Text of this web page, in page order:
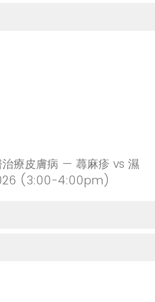
治療皮膚病 — 蕁麻疹 vs 濕
(3:00-4:00pm)